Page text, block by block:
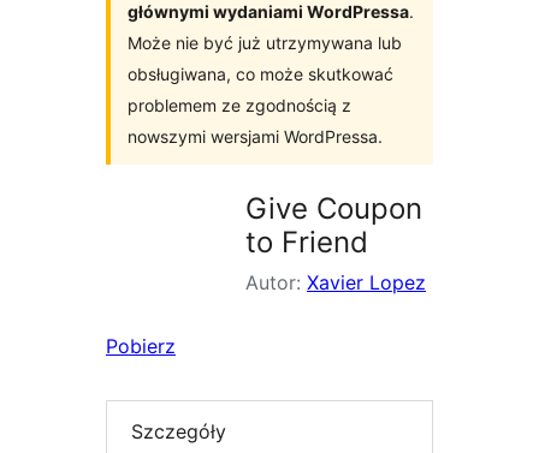
głównymi wydaniami WordPressa.
Może nie być już utrzymywana lub
obsługiwana, co może skutkować
problemem ze zgodnością z
nowszymi wersjami WordPressa.
Give Coupon
to Friend
Autor: Xavier Lopez
Pobierz
Szczegóły